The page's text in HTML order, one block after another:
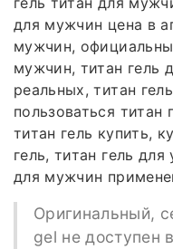
для мужчин цена в
мужчин,
мужчин, титан гель
реальных, титан
пользоваться
титан гель купить,
гель, титан гель
для мужчин
Оригинальный,
gel не доступен